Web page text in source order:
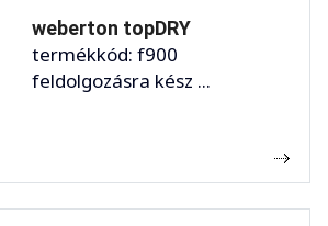
weberton topDRY
termékkód: f900
feldolgozásra kész ...